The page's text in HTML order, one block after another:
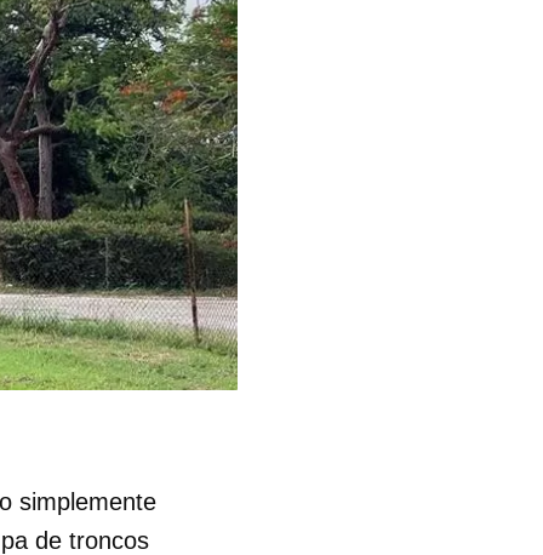
simplemente
de troncos